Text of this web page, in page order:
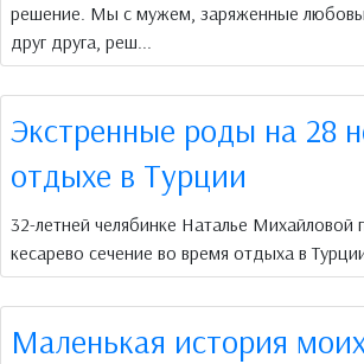
решение. Мы с мужем, заряженные
друг друга, реш...
Экстренные роды на 28
отдыхе в Турции
32-летней челябинке Наталье Михайловой
кесарево сечение во время отдыха в
Маленькая история